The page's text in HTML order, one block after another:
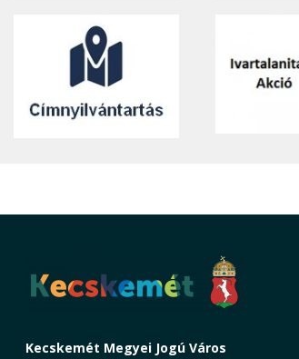
Kecskemét Megyei Jogú Város